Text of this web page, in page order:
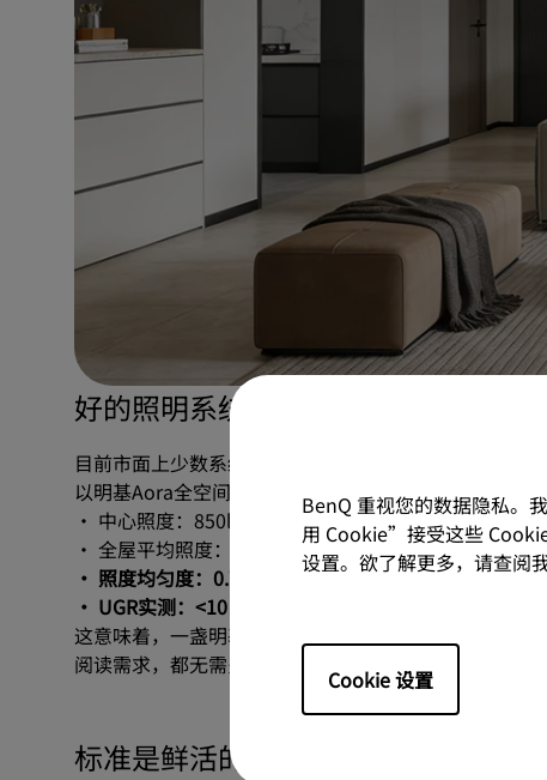
BenQ 重视您的数据隐私。
用 Cookie”接受这些
设置。欲了解更多，请查阅
Cookie 设置
好的照明系统，可以一次性满足这两
目前市面上少数系统型吸顶灯产品，正在用“单灯多层
以明基Aora全空间大主灯的系统照明为例【来源：明基
· 中心照度：850lx（满足写字/阅读标准）
· 全屋平均照度：300lx（25㎡空间，与GBT9473-
· 照度均匀度：0.72
（远超0.4 WELL V2 健康标准）
· UGR实测：<10
这意味着，一盏明基 Aora 大主灯，可以一次性实现 “
阅读需求，都无需多盏灯彼此补位。
标准是鲜活的体验